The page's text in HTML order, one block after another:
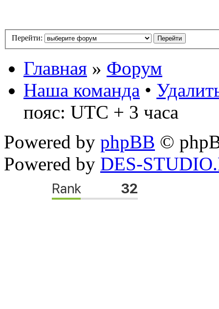
Перейти:
Главная » Форум
Наша команда •
пояс: UTC + 3 часа
Powered by phpBB ©
Powered by DES-